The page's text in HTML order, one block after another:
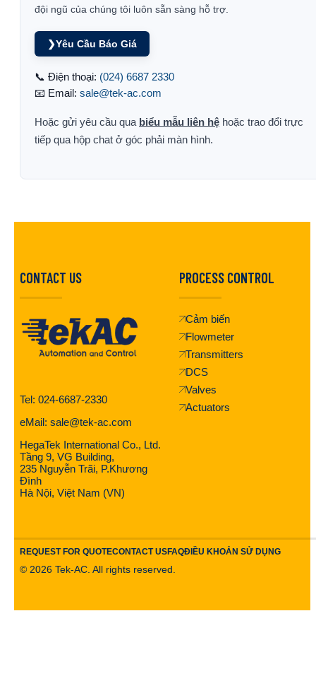
đội ngũ của chúng tôi luôn sẵn sàng hỗ trợ.
❯Yêu Cầu Báo Giá
📞 Điện thoại: (024) 6687 2330
📧 Email: sale@tek-ac.com
Hoặc gửi yêu cầu qua biểu mẫu liên hệ hoặc trao đổi trực
tiếp qua hộp chat ở góc phải màn hình.
CONTACT US
Tel: 024-6687-2330
eMail: sale@tek-ac.com
HegaTek International Co., Ltd.
Tầng 9, VG Building,
235 Nguyễn Trãi, P.Khương
Đình
Hà Nội, Việt Nam (VN)
PROCESS CONTROL
Cảm biến
Flowmeter
Transmitters
DCS
Valves
Actuators
REQUEST FOR QUOTECONTACT USFAQĐIỀU KHOẢN SỬ DỤNG
© 2026 Tek-AC. All rights reserved.